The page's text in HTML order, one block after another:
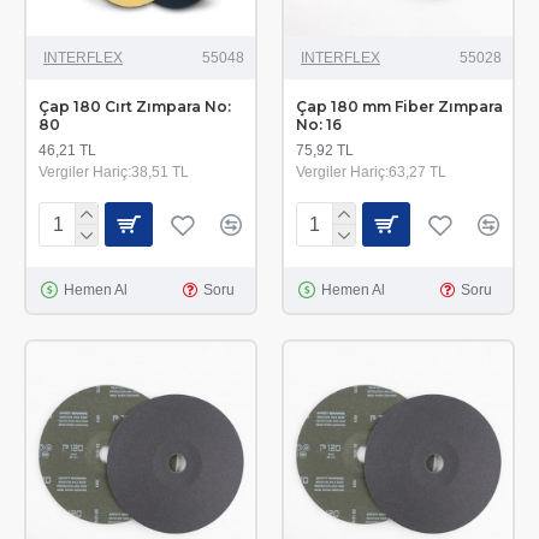
INTERFLEX 55048
Çap 180 Cırt Zımpara No:
80
46,21 TL
Vergiler Hariç:38,51 TL
Hemen Al Soru
INTERFLEX 55028
Çap 180 mm Fiber Zımpara
No: 16
75,92 TL
Vergiler Hariç:63,27 TL
Hemen Al Soru